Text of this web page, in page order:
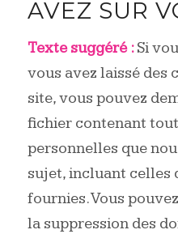
AVEZ SUR
Texte suggéré :Si
vous avez laissé des
site, vous pouvez
fichier contenant
personnelles que
sujet, incluant celles
fournies. Vous
la suppression des